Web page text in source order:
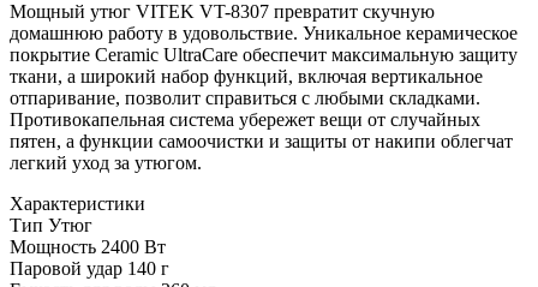
Мощный утюг VITEK VT-8307 превратит скучную
домашнюю работу в удовольствие. Уникальное керамическое
покрытие Ceramic UltraCare обеспечит максимальную защиту
ткани, а широкий набор функций, включая вертикальное
отпаривание, позволит справиться с любыми складками.
Противокапельная система убережет вещи от случайных
пятен, а функции самоочистки и защиты от накипи облегчат
легкий уход за утюгом.
Характеристики
Тип Утюг
Мощность 2400 Вт
Паровой удар 140 г